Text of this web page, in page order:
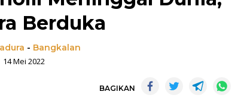
Berduka
- Bangkalan
14 Mei 2022
BAGIKAN